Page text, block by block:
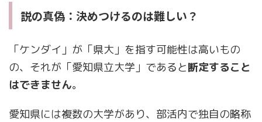
説の真偽：決めつけるのは難しい？
「ケンダイ」が「県大」を指す可能性は高いもの
の、それが「愛知県立大学」であると断定すること
はできません。
愛知県には複数の大学があり、部活内で独自の略称